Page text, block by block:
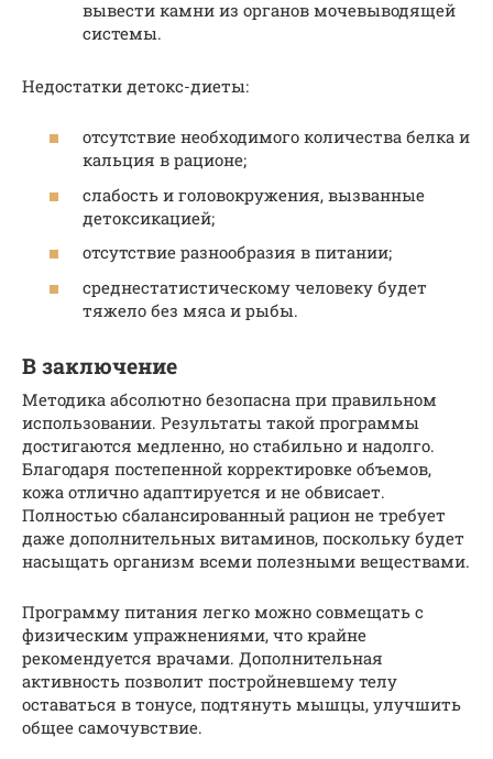
вывести камни из органов мочевыводящей
системы.
Недостатки детокс-диеты:
отсутствие необходимого количества белка и
кальция в рационе;
слабость и головокружения, вызванные
детоксикацией;
отсутствие разнообразия в питании;
среднестатистическому человеку будет
тяжело без мяса и рыбы.
В заключение
Методика абсолютно безопасна при правильном
использовании. Результаты такой программы
достигаются медленно, но стабильно и надолго.
Благодаря постепенной корректировке объемов,
кожа отлично адаптируется и не обвисает.
Полностью сбалансированный рацион не требует
даже дополнительных витаминов, поскольку будет
насыщать организм всеми полезными веществами.
Программу питания легко можно совмещать с
физическим упражнениями, что крайне
рекомендуется врачами. Дополнительная
активность позволит постройневшему телу
оставаться в тонусе, подтянуть мышцы, улучшить
общее самочувствие.